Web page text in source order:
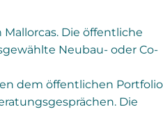
Die öffentliche
Neubau- oder Co-
dem öffentlichen Portfolio
Die